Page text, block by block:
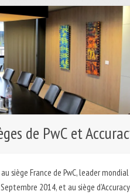
de PwC et
siège France de PwC, leader
2014, et au siège